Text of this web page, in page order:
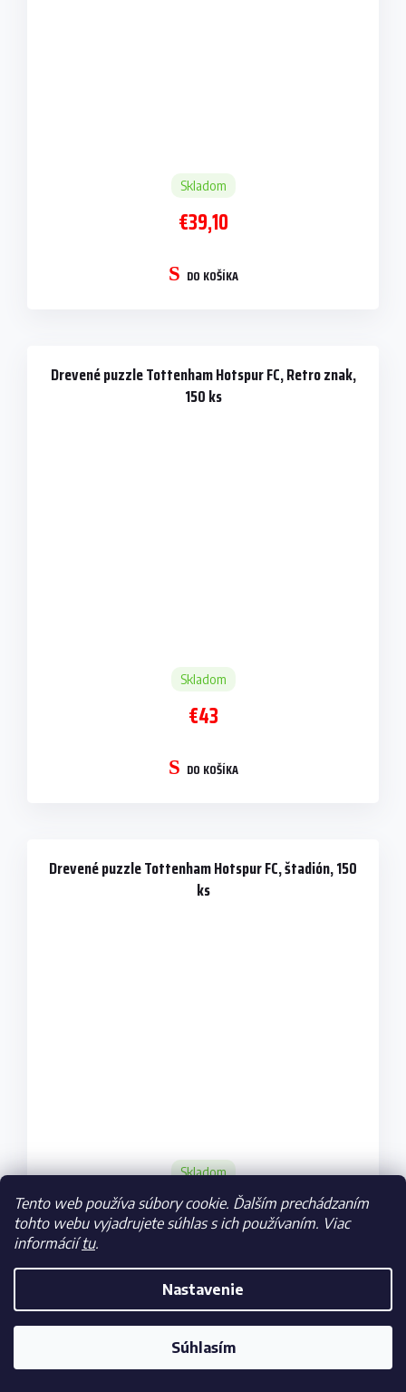
Tento web používa súbory cookie. Ďalším prechádzaním
tohto webu vyjadrujete súhlas s ich používaním. Viac
informáciítu.
Nastavenie
Súhlasím
Skladom
€39,10
DO KOŠÍKA
Drevené puzzle Tottenham Hotspur FC, Retro znak,
150 ks
Skladom
€43
DO KOŠÍKA
Drevené puzzle Tottenham Hotspur FC, štadión, 150
ks
Skladom
€43
DO KOŠÍKA
Drevené puzzle Tottenham Hotspur FC, štadión, 270